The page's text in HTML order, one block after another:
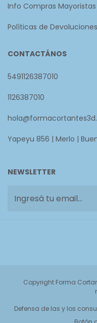
Info Compras Mayoristas
Políticas de Devoluciones
CONTACTÁNOS
5491126387010
1126387010
Yapeyu 856 | Merlo |
NEWSLETTER
Copyright Forma
Defensa de las y los